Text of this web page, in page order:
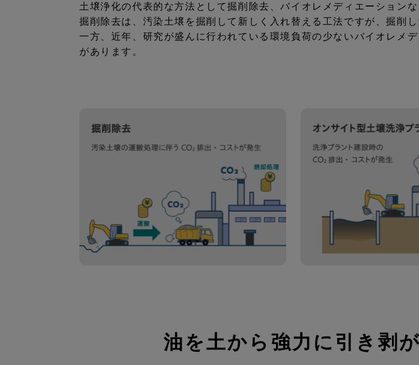
土壌浄化の代表的な方法として掘削除去、バイオレメディエーションな
掘削除去は、汚染土壌を掘削して新しく入れ替える工法ですが、掘削
一方、近年、研究が盛んに行われている環境負荷の少ないバイオレメ
があります。
油を土から強力に引き剥